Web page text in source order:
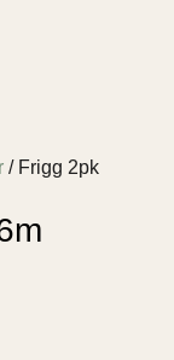
/ Frigg 2pk